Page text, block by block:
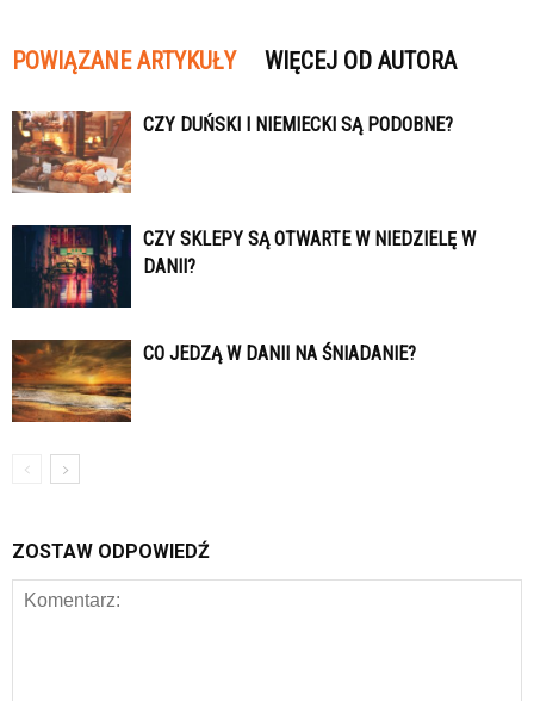
POWIĄZANE ARTYKUŁY WIĘCEJ OD AUTORA
CZY DUŃSKI I NIEMIECKI SĄ PODOBNE?
CZY SKLEPY SĄ OTWARTE W NIEDZIELĘ W
DANII?
CO JEDZĄ W DANII NA ŚNIADANIE?
ZOSTAW ODPOWIEDŹ